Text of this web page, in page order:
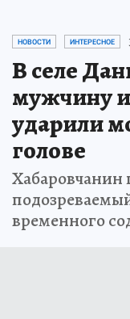
НОВОСТИ ИНТЕРЕСНОЕ
В селе
мужчину
ударили
голове
Хабаровчанин
временного